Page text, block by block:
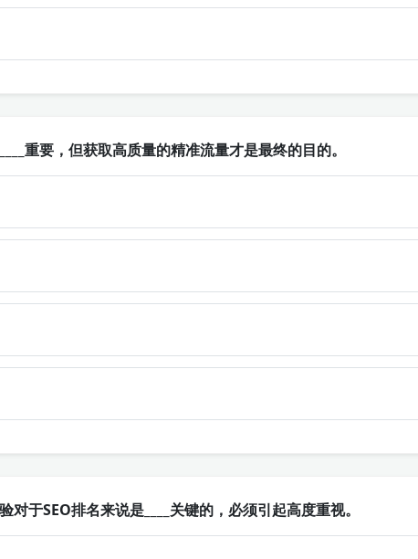
重要，但获取高质量的精准流量才是最终的目的。
对于SEO排名来说是____关键的，必须引起高度重视。